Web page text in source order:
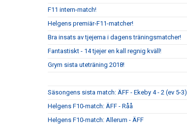
F11 intern-match!
Helgens premiär-F11-matcher!
Bra insats av tjejerna i dagens träningsmatcher!
Fantastiskt - 14 tjejer en kall regnig kväll!
Grym sista uteträning 2018!
Säsongens sista match: ÄFF - Ekeby 4 - 2 (ev 5-3)
Helgens F10-match: ÄFF - Råå
Helgens F10-match: Allerum - ÄFF